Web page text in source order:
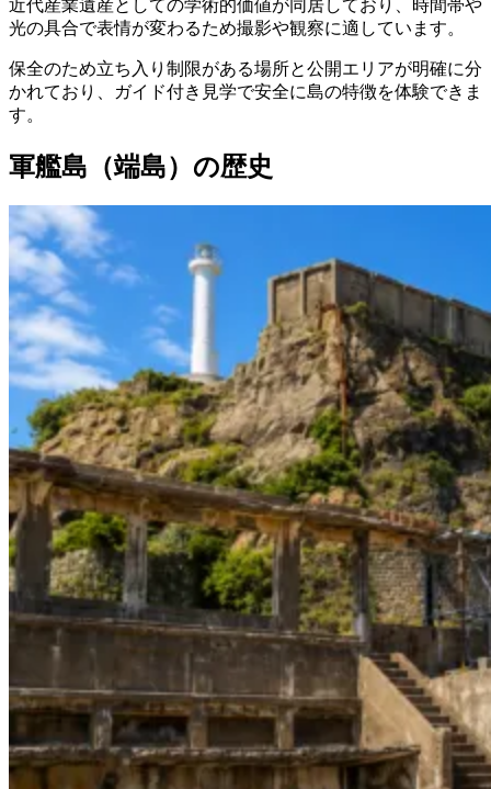
近代産業遺産としての学術的価値が同居しており、時間帯や
光の具合で表情が変わるため撮影や観察に適しています。
保全のため立ち入り制限がある場所と公開エリアが明確に分
かれており、ガイド付き見学で安全に島の特徴を体験できま
す。
軍艦島（端島）の歴史